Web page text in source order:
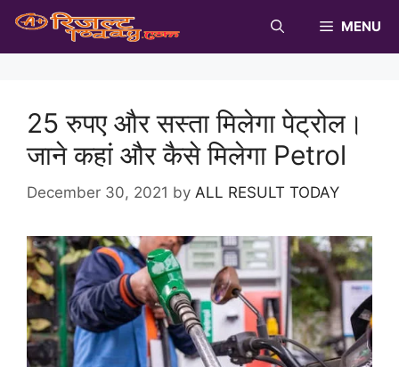
Skip
content
MENU
25 रुपए और सस्ता मिलेगा पेट्रोल।
जाने कहां और कैसे मिलेगा Petrol
December 30, 2021 by ALL RESULT TODAY